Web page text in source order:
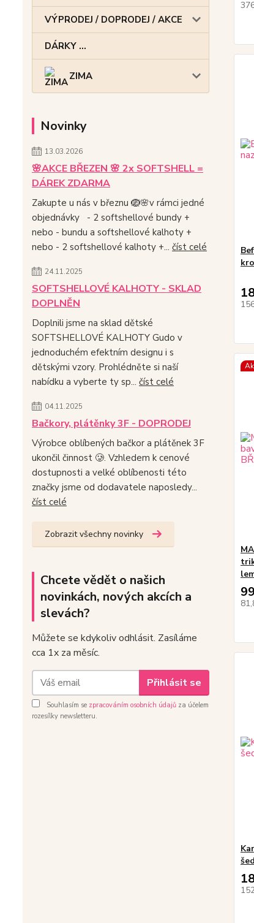
VÝPRODEJ / DOPRODEJ / AKCE
DÁRKY ...
ZIMA
Novinky
13.03.2026
🌸AKCE BŘEZEN 🌸 2x SOFTSHELL =
DÁREK ZDARMA
Zakupte u nás v březnu 🪺🌸v rámci jedné
objednávky - 2 softshellové bundy +
nebo - bundu a softshellové kalhoty +
nebo - 2 softshellové kalhoty +... číst celé
24.11.2025
SOFTSHELLOVÉ KALHOTY - SKLAD
DOPLNĚN
Doplnili jsme na sklad dětské
SOFTSHELLOVÉ KALHOTY Gudo v
jednoduchém efektním designu i s
dětskými vzory. Prohlédněte si naší
nabídku a vyberte ty sp... číst celé
04.11.2025
Bačkory, plátěnky 3F - DOPRODEJ
Výrobce oblíbených bačkor a plátěnek 3F
ukončil činnost 🥲. Vzhledem k cenové
dostupnosti a velké oblíbenosti této
značky jsme od dodavatele naposledy...
číst celé
Zobrazit všechny novinky
Chcete vědět o našich
novinkách, nových akcích a
slevách?
Můžete se kdykoliv odhlásit. Zasíláme
cca 1x za měsíc.
Přihlásit se
Souhlasím se zpracováním osobních údajů za účelem
rozesílky newsletteru.